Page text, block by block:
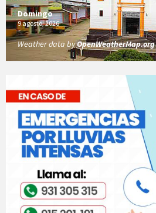
Domingo
9 agosto, 2026
Weather data byOpenWeatherMap.org